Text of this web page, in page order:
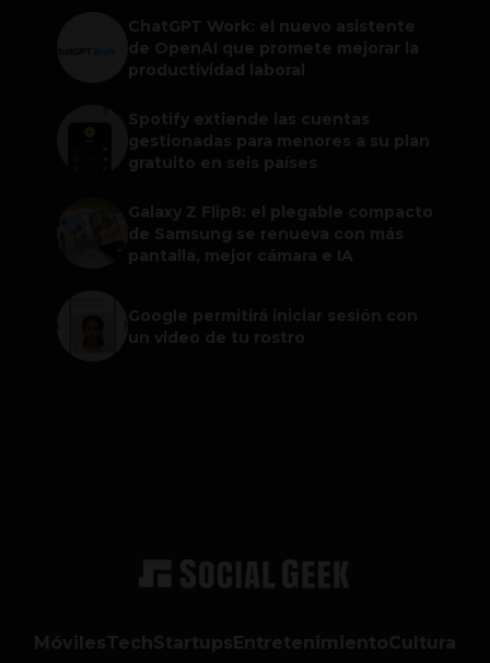
ChatGPT Work: el nuevo asistente
de OpenAI que promete mejorar la
productividad laboral
Spotify extiende las cuentas
gestionadas para menores a su plan
gratuito en seis países
Galaxy Z Flip8: el plegable compacto
de Samsung se renueva con más
pantalla, mejor cámara e IA
Google permitirá iniciar sesión con
un video de tu rostro